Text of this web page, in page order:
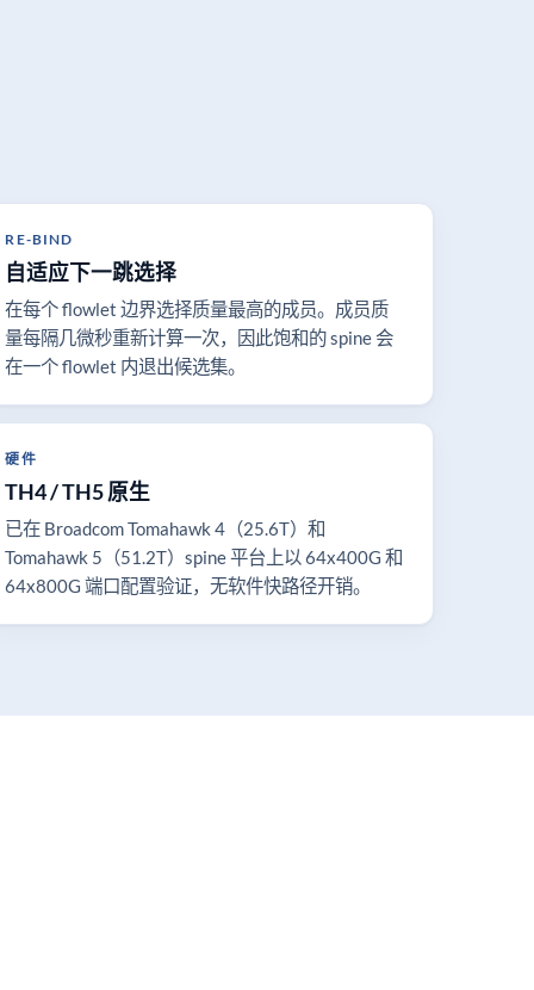
RE-BIND
自适应下一跳选择
在每个 flowlet 边界选择质量最高的成员。成员质
量每隔几微秒重新计算一次，因此饱和的 spine 会
在一个 flowlet 内退出候选集。
硬件
TH4 / TH5 原生
已在 Broadcom Tomahawk 4（25.6T）和
Tomahawk 5（51.2T）spine 平台上以 64x400G 和
64x800G 端口配置验证，无软件快路径开销。